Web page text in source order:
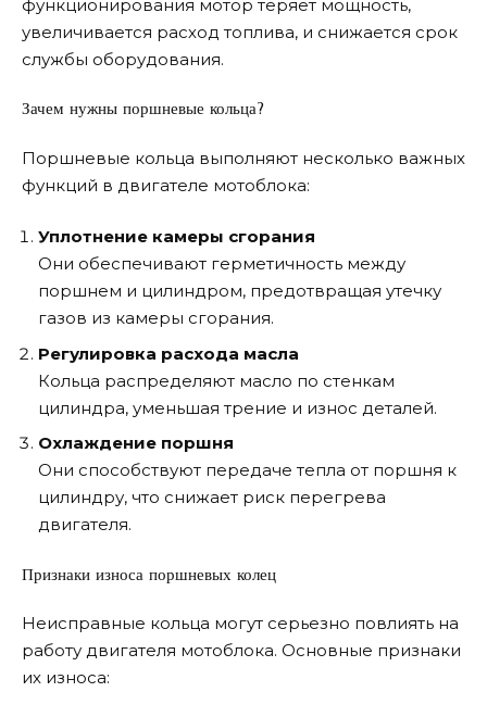
функционирования мотор теряет мощность,
увеличивается расход топлива, и снижается срок
службы оборудования.
Зачем нужны поршневые кольца?
Поршневые кольца выполняют несколько важных
функций в двигателе мотоблока:
Уплотнение камеры сгорания
Они обеспечивают герметичность между
поршнем и цилиндром, предотвращая утечку
газов из камеры сгорания.
Регулировка расхода масла
Кольца распределяют масло по стенкам
цилиндра, уменьшая трение и износ деталей.
Охлаждение поршня
Они способствуют передаче тепла от поршня к
цилиндру, что снижает риск перегрева
двигателя.
Признаки износа поршневых колец
Неисправные кольца могут серьезно повлиять на
работу двигателя мотоблока. Основные признаки
их износа: